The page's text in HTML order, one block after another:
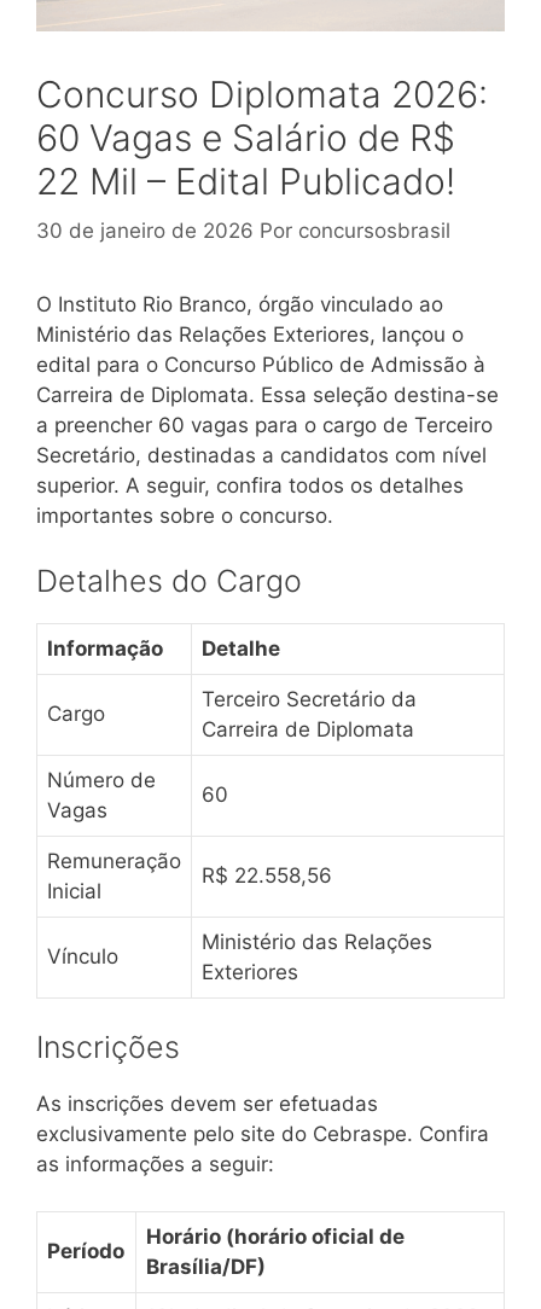
Concurso Diplomata 2026:
60 Vagas e Salário de R$
22 Mil – Edital Publicado!
30 de janeiro de 2026 Por concursosbrasil
O Instituto Rio Branco, órgão vinculado ao
Ministério das Relações Exteriores, lançou o
edital para o Concurso Público de Admissão à
Carreira de Diplomata. Essa seleção destina-se
a preencher 60 vagas para o cargo de Terceiro
Secretário, destinadas a candidatos com nível
superior. A seguir, confira todos os detalhes
importantes sobre o concurso.
Detalhes do Cargo
Informação Detalhe
Cargo
Terceiro Secretário da
Carreira de Diplomata
Número de
Vagas
60
Remuneração
Inicial
R$ 22.558,56
Vínculo
Ministério das Relações
Exteriores
Inscrições
As inscrições devem ser efetuadas
exclusivamente pelo site do Cebraspe. Confira
as informações a seguir:
Período
Horário (horário oficial de
Brasília/DF)